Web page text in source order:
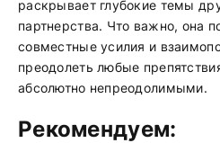
раскрывает глубокие темы
партнерства. Что важно, она
совместные усилия и
преодолеть любые
абсолютно непреодолимыми.
Рекомендуем: